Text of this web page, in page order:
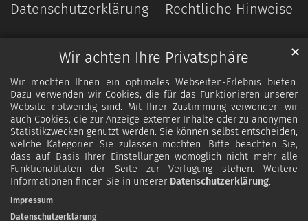
Wir achten Ihre Privatsphäre
Wir möchten Ihnen ein optimales Webseiten-Erlebnis bieten.
Dazu verwenden wir Cookies, die für das Funktionieren unserer
Website notwendig sind. Mit Ihrer Zustimmung verwenden wir
auch Cookies, die zur Anzeige externer Inhalte oder zu anonymen
Statistikzwecken genutzt werden. Sie können selbst entscheiden,
welche Kategorien Sie zulassen möchten. Bitte beachten Sie,
dass auf Basis Ihrer Einstellungen womöglich nicht mehr alle
Funktionalitäten der Seite zur Verfügung stehen. Weitere
Informationen finden Sie in unserer Datenschutzerklärung.
✕
Impressum
Datenschutzerklärung
Datenschutzerklärung
Rechtliche Hinweise